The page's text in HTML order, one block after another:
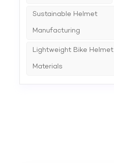
Sustainable Helmet
Manufacturing
Lightweight Bike Helmet
Materials